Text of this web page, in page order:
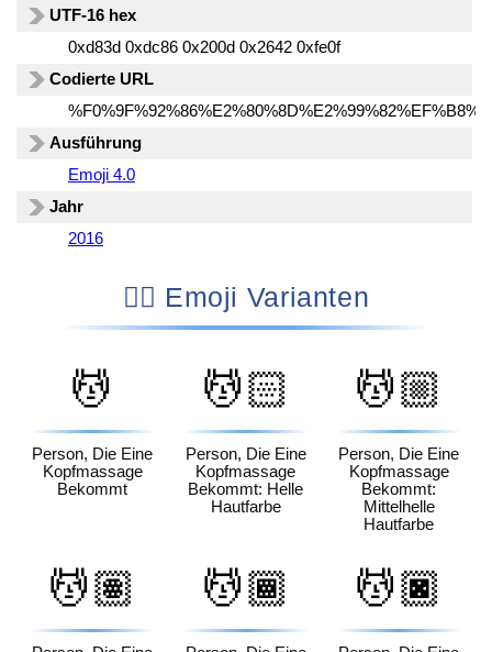
UTF-16 hex
0xd83d 0xdc86 0x200d 0x2642 0xfe0f
Codierte URL
Ausführung
Emoji 4.0
Jahr
2016
💆‍♂️ Emoji Varianten
💆
Person, Die Eine
Kopfmassage
Bekommt
💆🏻
Person, Die Eine
Kopfmassage
Bekommt: Helle
Hautfarbe
💆🏼
Person, Die Eine
Kopfmassage
Bekommt:
Mittelhelle
Hautfarbe
💆🏽 💆🏾 💆🏿